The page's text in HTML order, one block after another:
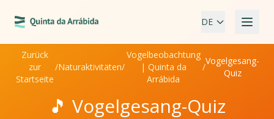
DE
Zurück
zur
Startseite
/Naturaktivitäten/
Vogelbeobachtung
| Quinta da
Arrábida
/
Vogelgesang-
Quiz
🎵 Vogelgesang-Quiz